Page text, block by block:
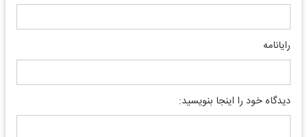
رایانامه
دیدگاه خود را اینجا بنویسید: